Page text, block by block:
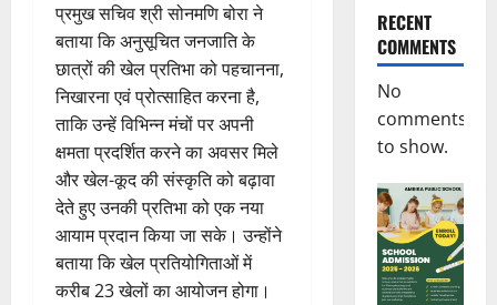
प्रमुख सचिव श्री सोनमणि बोरा ने
बताया कि अनुसूचित जनजाति के
छात्रों की खेल प्रतिभा को पहचानना,
निखारना एवं प्रोत्साहित करना है,
ताकि उन्हें विभिन्न मंचों पर अपनी
क्षमता प्रदर्शित करने का अवसर मिले
और खेल-कूद की संस्कृति को बढ़ावा
देते हुए उनकी प्रतिभा को एक नया
आयाम प्रदान किया जा सके। उन्होंने
बताया कि खेल प्रतियोगिताओं में
करीब 23 खेलों का आयोजन होगा।
RECENT
COMMENTS
No
comments
to show.